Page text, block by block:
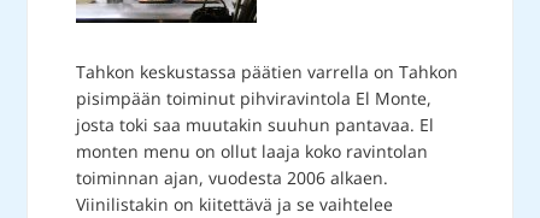
Tahkon keskustassa päätien varrella on Tahkon
pisimpään toiminut pihviravintola El Monte,
josta toki saa muutakin suuhun pantavaa. El
monten menu on ollut laaja koko ravintolan
toiminnan ajan, vuodesta 2006 alkaen.
Viinilistakin on kiitettävä ja se vaihtelee